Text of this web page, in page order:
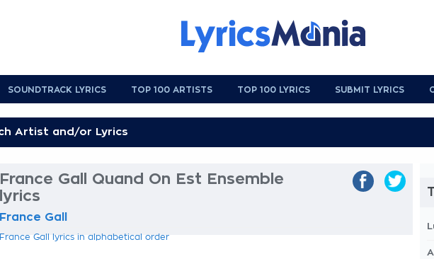
SOUNDTRACK LYRICS TOP 100 ARTISTS TOP 100 LYRICS SUBMIT LYRICS
France Gall Quand On Est Ensemble
lyrics
France Gall
France Gall lyrics in alphabetical order